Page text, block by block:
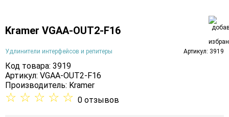
Kramer VGAA-OUT2-F16
Удлинители интерфейсов и репитеры Артикул: 3919
Код товара: 3919
Артикул: VGAA-OUT2-F16
Производитель: Kramer
☆ ☆ ☆ ☆ ☆ 0 отзывов